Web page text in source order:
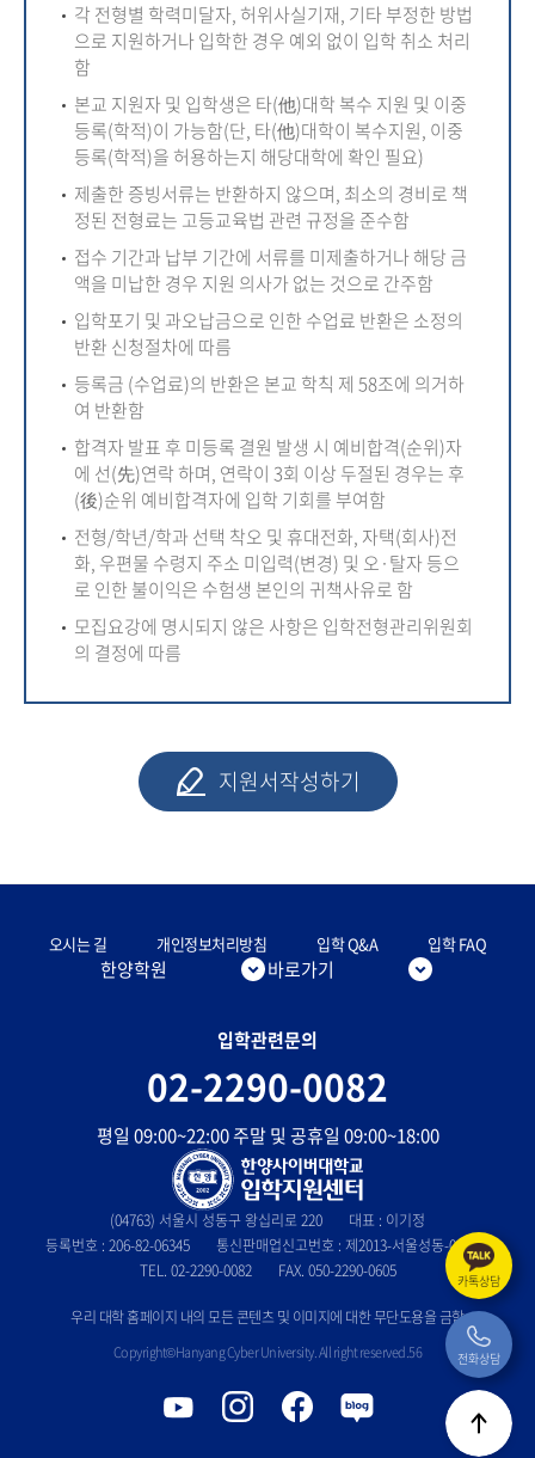
각 전형별 학력미달자, 허위사실기재, 기타 부정한 방법
으로 지원하거나 입학한 경우 예외 없이 입학 취소 처리
함
본교 지원자 및 입학생은 타(他)대학 복수 지원 및 이중
등록(학적)이 가능함(단, 타(他)대학이 복수지원, 이중
등록(학적)을 허용하는지 해당대학에 확인 필요)
제출한 증빙서류는 반환하지 않으며, 최소의 경비로 책
정된 전형료는 고등교육법 관련 규정을 준수함
접수 기간과 납부 기간에 서류를 미제출하거나 해당 금
액을 미납한 경우 지원 의사가 없는 것으로 간주함
입학포기 및 과오납금으로 인한 수업료 반환은 소정의
반환 신청절차에 따름
등록금 (수업료)의 반환은 본교 학칙 제 58조에 의거하
여 반환함
합격자 발표 후 미등록 결원 발생 시 예비합격(순위)자
에 선(先)연락 하며, 연락이 3회 이상 두절된 경우는 후
(後)순위 예비합격자에 입학 기회를 부여함
전형/학년/학과 선택 착오 및 휴대전화, 자택(회사)전
화, 우편물 수령지 주소 미입력(변경) 및 오·탈자 등으
로 인한 불이익은 수험생 본인의 귀책사유로 함
모집요강에 명시되지 않은 사항은 입학전형관리위원회
의 결정에 따름
지원서작성하기
오시는 길 개인정보처리방침 입학 Q&A 입학 FAQ
한양학원 바로가기
(04763) 서울시 성동구 왕십리로 220
대표 : 이기정
등록번호 : 206-82-06345
통신판매업신고번호 : 제2013-서울성동-0803호
TEL. 02-2290-0082
FAX. 050-2290-0605
우리 대학 홈페이지 내의 모든 콘텐츠 및 이미지에 대한 무단도용을 금함
Copyright©Hanyang Cyber University. All right reserved.56
유
튜
인
스
페
이
블
로
입학관련문의
02-2290-0082
평일 09:00~22:00 주말 및 공휴일 09:00~18:00
카톡상담
전화상담
T